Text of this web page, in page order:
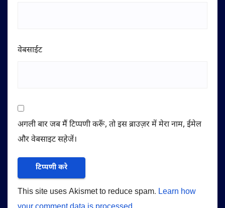
वेबसाईट
अगली बार जब मैं टिप्पणी करूँ, तो इस ब्राउज़र में मेरा नाम, ईमेल
और वेबसाइट सहेजें।
This site uses Akismet to reduce spam. Learn how